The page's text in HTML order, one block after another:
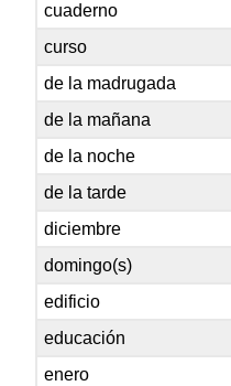
cuaderno
curso
de la madrugada
de la mañana
de la noche
de la tarde
diciembre
domingo(s)
edificio
educación
enero